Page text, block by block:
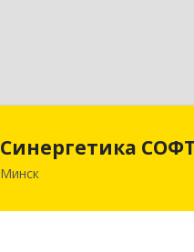
Синергетика СОФТ
Минск
220021, г.Минск,